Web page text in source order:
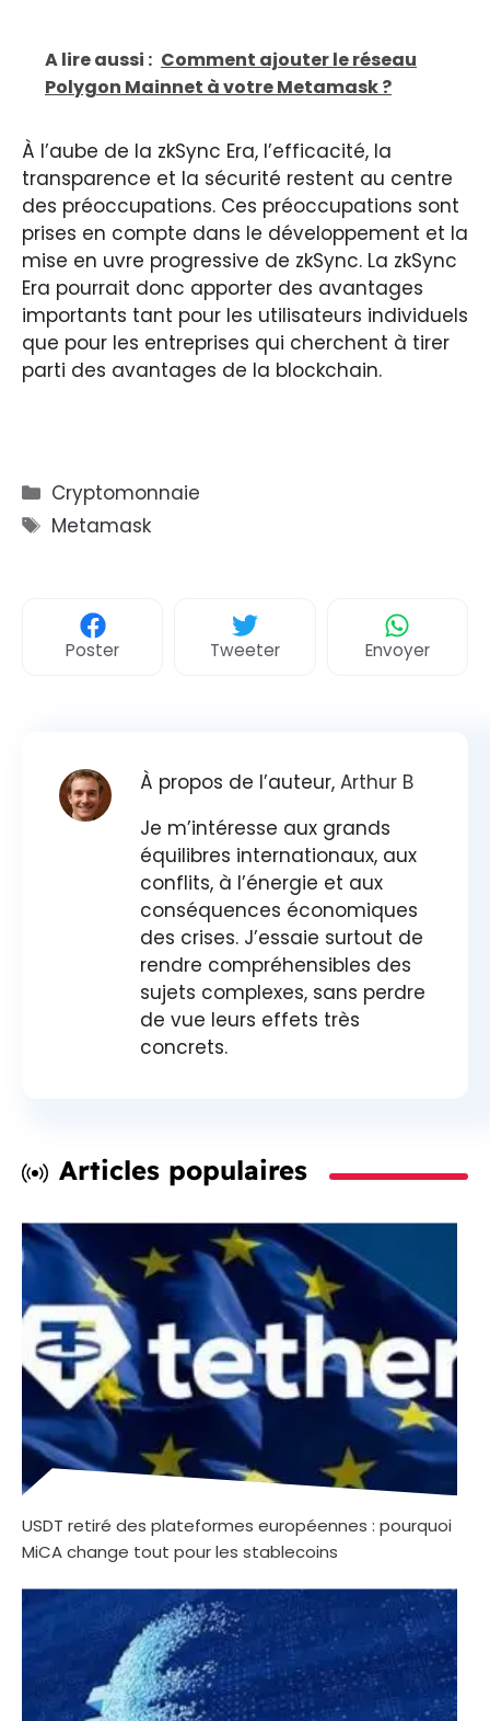
A lire aussi : Comment ajouter le réseau
Polygon Mainnet à votre Metamask ?
À l’aube de la zkSync Era, l’efficacité, la
transparence et la sécurité restent au centre
des préoccupations. Ces préoccupations sont
prises en compte dans le développement et la
mise en uvre progressive de zkSync. La zkSync
Era pourrait donc apporter des avantages
importants tant pour les utilisateurs individuels
que pour les entreprises qui cherchent à tirer
parti des avantages de la blockchain.
Catégories
Cryptomonnaie
Étiquettes
Metamask
Poster Tweeter Envoyer
À propos de l’auteur, Arthur B
Je m’intéresse aux grands
équilibres internationaux, aux
conflits, à l’énergie et aux
conséquences économiques
des crises. J’essaie surtout de
rendre compréhensibles des
sujets complexes, sans perdre
de vue leurs effets très
concrets.
Articles populaires
USDT retiré des plateformes européennes : pourquoi
MiCA change tout pour les stablecoins